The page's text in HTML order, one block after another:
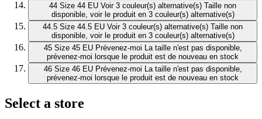
44 Size 44 EU Voir 3 couleur(s) alternative(s) Taille non
disponible, voir le produit en 3 couleur(s) alternative(s)
44.5 Size 44.5 EU Voir 3 couleur(s) alternative(s) Taille non
disponible, voir le produit en 3 couleur(s) alternative(s)
45 Size 45 EU Prévenez-moi La taille n'est pas disponible,
prévenez-moi lorsque le produit est de nouveau en stock
46 Size 46 EU Prévenez-moi La taille n'est pas disponible,
prévenez-moi lorsque le produit est de nouveau en stock
Select a store